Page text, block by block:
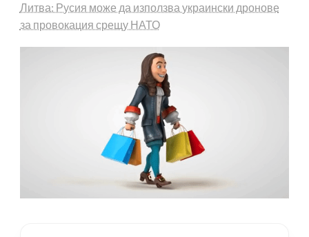
Литва: Русия може да използва украински дронове
за провокация срещу НАТО